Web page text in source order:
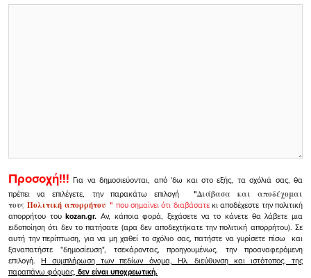
Προσοχή!!! Για να δημοσιεύονται, από 'δω και στο εξής, τα σχόλιά σας, θα
πρέπει να επιλέγετε, την παρακάτω επιλογή
"Διάβασα και αποδέχομαι
τουςΠολιτική απορρήτου" που σημαίνει ότι διαβάσατεκι αποδέχεστε την πολιτική
απορρήτου τουkozan.gr. Αν, κάποια φορά, ξεχάσετε να το κάνετε θα λάβετε μια
ειδοποίηση ότι δεν το πατήσατε (αρα δεν αποδεχτήκατε την πολιτική απορρήτου). Σε
αυτή την περίπτωση, για να μη χαθεί το σχόλιο σας, πατήστε να γυρίσετε πίσω και
ξαναπατήστε "δημοσίευση", τσεκάροντας, προηγουμένως, την προαναφερόμενη
επιλογή.Η συμπλήρωση των πεδίων όνομα, Ηλ. διεύθυνση και ιστότοπος, της
παραπάνω φόρμας, δεν είναι υποχρεωτική.